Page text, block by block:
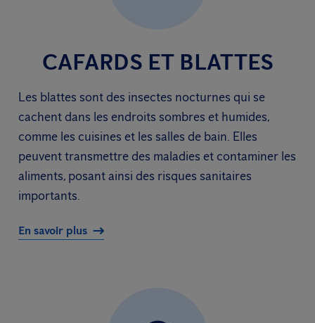
CAFARDS ET BLATTES
Les blattes sont des insectes nocturnes qui se
cachent dans les endroits sombres et humides,
comme les cuisines et les salles de bain. Elles
peuvent transmettre des maladies et contaminer les
aliments, posant ainsi des risques sanitaires
importants.
En savoir plus